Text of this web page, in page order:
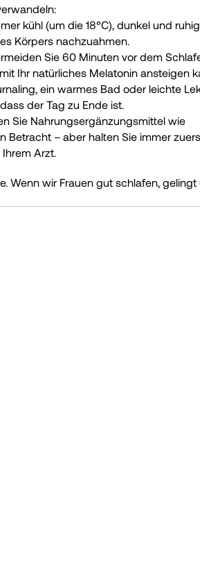
kühl (um die 18°C), dunkel und
Körpers nachzuahmen.
Sie 60 Minuten vor dem
Ihr natürliches Melatonin ansteigen
ein warmes Bad oder leichte
der Tag zu Ende ist.
Sie Nahrungsergänzungsmittel wie
Betracht – aber halten Sie immer
Arzt.
Wenn wir Frauen gut schlafen, gelingt